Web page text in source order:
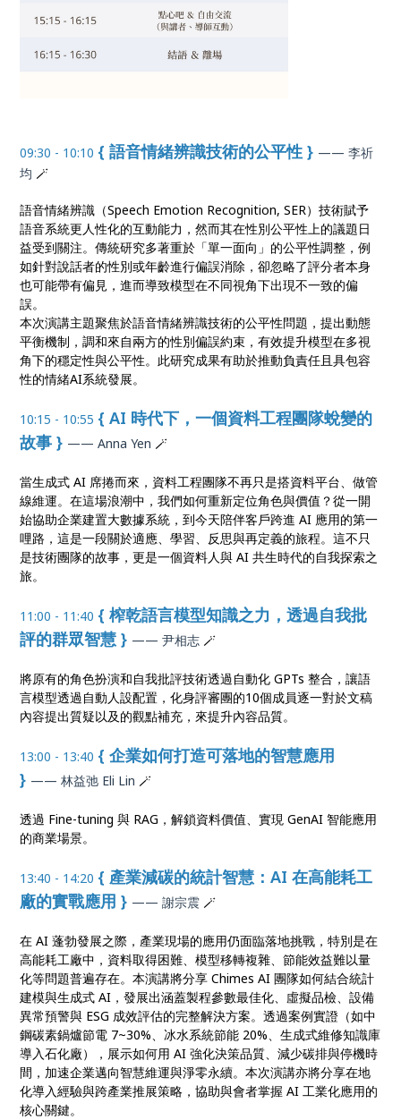
09:30 - 10:10 { 語音情緒辨識技術的公平性 } —— 李祈
均 🪄
語音情緒辨識（Speech Emotion Recognition, SER）技術賦予
語音系統更人性化的互動能力，然而其在性別公平性上的議題日
益受到關注。傳統研究多著重於「單一面向」的公平性調整，例
如針對說話者的性別或年齡進行偏誤消除，卻忽略了評分者本身
也可能帶有偏見，進而導致模型在不同視角下出現不一致的偏
誤。
本次演講主題聚焦於語音情緒辨識技術的公平性問題，提出動態
平衡機制，調和來自兩方的性別偏誤約束，有效提升模型在多視
角下的穩定性與公平性。此研究成果有助於推動負責任且具包容
性的情緒AI系統發展。
10:15 - 10:55 { AI 時代下，一個資料工程團隊蛻變的
故事 } —— Anna Yen 🪄
當生成式 AI 席捲而來，資料工程團隊不再只是搭資料平台、做管
線維運。在這場浪潮中，我們如何重新定位角色與價值？從一開
始協助企業建置大數據系統，到今天陪伴客戶跨進 AI 應用的第一
哩路，這是一段關於適應、學習、反思與再定義的旅程。這不只
是技術團隊的故事，更是一個資料人與 AI 共生時代的自我探索之
旅。
11:00 - 11:40 { 榨乾語言模型知識之力，透過自我批
評的群眾智慧 } —— 尹相志 🪄
將原有的角色扮演和自我批評技術透過自動化 GPTs 整合，讓語
言模型透過自動人設配置，化身評審團的10個成員逐一對於文稿
內容提出質疑以及的觀點補充，來提升內容品質。
13:00 - 13:40 { 企業如何打造可落地的智慧應用
} —— 林益弛 Eli Lin 🪄
透過 Fine-tuning 與 RAG，解鎖資料價值、實現 GenAI 智能應用
的商業場景。
13:40 - 14:20 { 產業減碳的統計智慧：AI 在高能耗工
廠的實戰應用 } —— 謝宗震 🪄
在 AI 蓬勃發展之際，產業現場的應用仍面臨落地挑戰，特別是在
高能耗工廠中，資料取得困難、模型移轉複雜、節能效益難以量
化等問題普遍存在。本演講將分享 Chimes AI 團隊如何結合統計
建模與生成式 AI，發展出涵蓋製程參數最佳化、虛擬品檢、設備
異常預警與 ESG 成效評估的完整解決方案。透過案例實證（如中
鋼碳素鍋爐節電 7~30%、冰水系統節能 20%、生成式維修知識庫
導入石化廠），展示如何用 AI 強化決策品質、減少碳排與停機時
間，加速企業邁向智慧維運與淨零永續。本次演講亦將分享在地
化導入經驗與跨產業推展策略，協助與會者掌握 AI 工業化應用的
核心關鍵。